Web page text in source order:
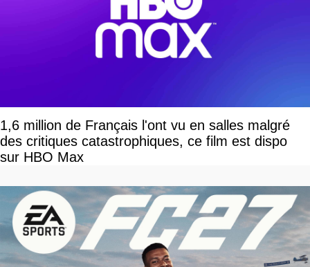
1,6 million de Français l'ont vu en salles malgré
des critiques catastrophiques, ce film est dispo
sur HBO Max